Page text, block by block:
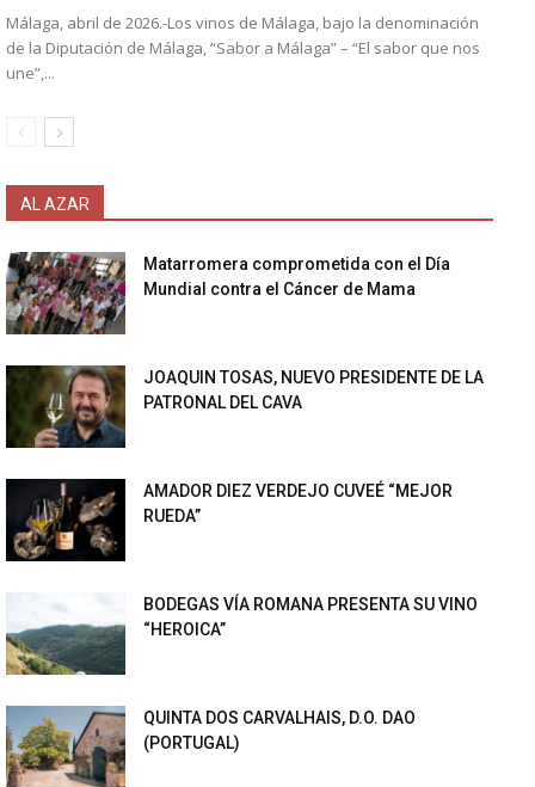
Málaga, abril de 2026.-Los vinos de Málaga, bajo la denominación
de la Diputación de Málaga, “Sabor a Málaga” – “El sabor que nos
une”,...
AL AZAR
Matarromera comprometida con el Día
Mundial contra el Cáncer de Mama
JOAQUIN TOSAS, NUEVO PRESIDENTE DE LA
PATRONAL DEL CAVA
AMADOR DIEZ VERDEJO CUVEÉ “MEJOR
RUEDA”
BODEGAS VÍA ROMANA PRESENTA SU VINO
“HEROICA”
QUINTA DOS CARVALHAIS, D.O. DAO
(PORTUGAL)